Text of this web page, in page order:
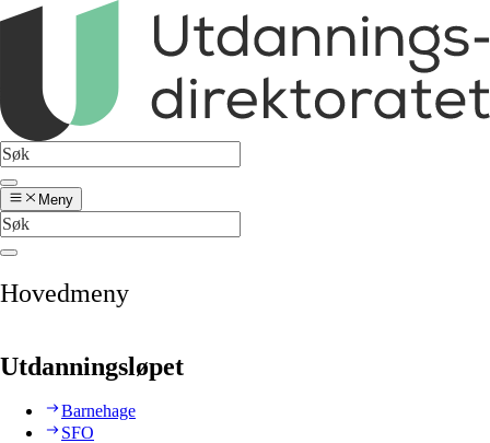
Meny
Hovedmeny
Utdanningsløpet
Barnehage
SFO